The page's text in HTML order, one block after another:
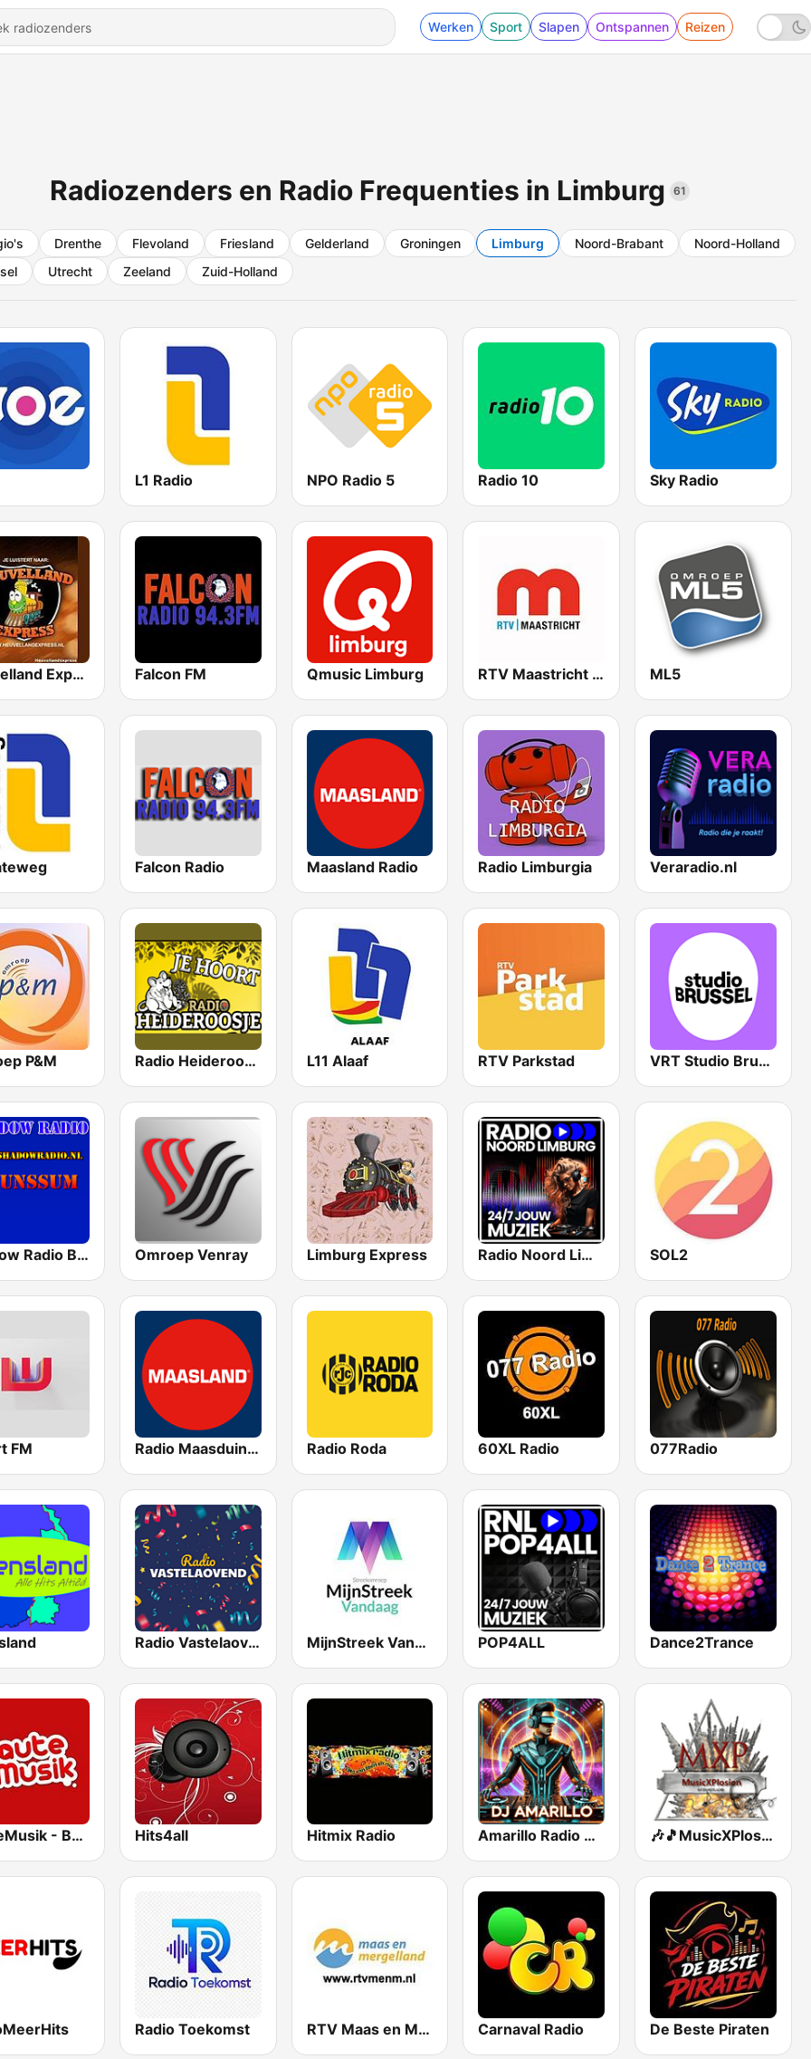
Werken Sport Slapen Ontspannen Reizen
Radiozenders en Radio Frequenties in Limburg 61
Drenthe Flevoland Friesland Gelderland Groningen Limburg Noord-Brabant
Noord-Holland
Utrecht Zeeland Zuid-Holland
L1 Radio NPO Radio 5 Radio 10 Sky Radio
Heuvelland Express Falcon FM Qmusic Limburg RTV Maastricht FM ML5
Falcon Radio Maasland Radio Radio Limburgia Veraradio.nl
P&M Radio Heideroosje L11 Alaaf RTV Parkstad VRT Studio Brussel
Shadow Radio Brunssum Omroep Venray Limburg Express Radio Noord Limburg SOL2
FM Radio Maasduinen Radio Roda 60XL Radio 077Radio
Radio Vastelaovend MijnStreek Vandaag POP4ALL Dance2Trance
RauteMusik - Bass Hits4all Hitmix Radio Amarillo Radio Venlo 🎶🎵MusicXPlosion🎵🎶
Radio Toekomst RTV Maas en Mergelland Carnaval Radio De Beste Piraten